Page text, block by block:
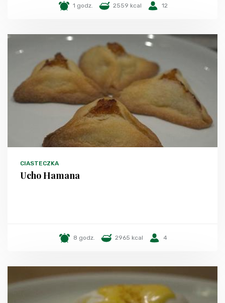
1 godz. 2559 kcal 12
CIASTECZKA
Ucho Hamana
8 godz. 2965 kcal 4